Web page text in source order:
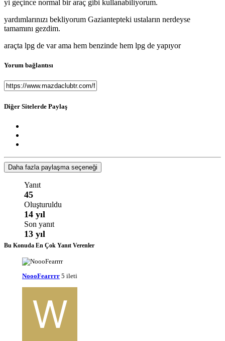
yi geçince normal bir araç gibi kullanabiliyorum.
yardımlarınızı bekliyorum Gaziantepteki ustaların nerdeyse
tamamını gezdim.
araçta lpg de var ama hem benzinde hem lpg de yapıyor
Yorum bağlantısı
Diğer Sitelerde Paylaş
Daha fazla paylaşma seçeneği
Yanıt
45
Oluşturuldu
14 yıl
Son yanıt
13 yıl
Bu Konuda En Çok Yanıt Verenler
NoooFearrrr 5 ileti